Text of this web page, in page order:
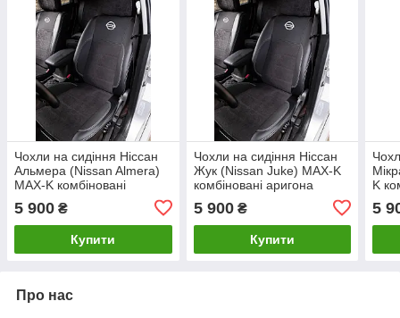
Чохли на сидіння Ніссан
Альмера (Nissan Almera)
MAX-K комбіновані
5 900 ₴
Купити
Чохли на сидіння Ніссан
Жук (Nissan Juke) MAX-K
комбіновані аригона
5 900₴
Купити
K
5
Про нас